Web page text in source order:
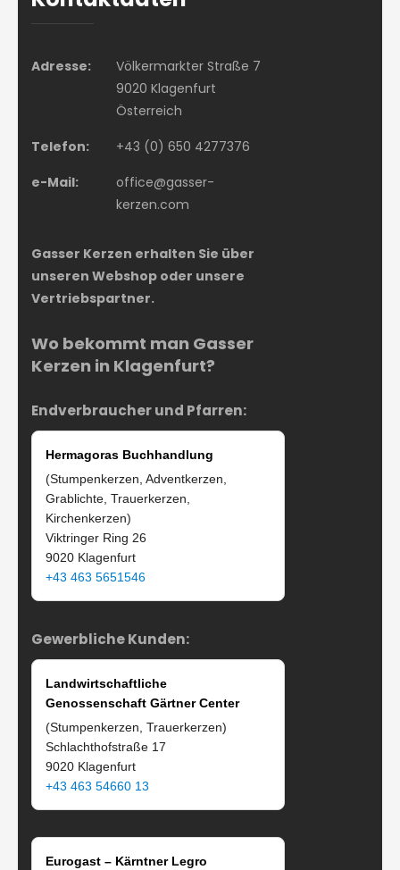
Adresse:
Völkermarkter Straße 7
9020 Klagenfurt
Österreich
Telefon:
+43 (0) 650 4277376
e-Mail:
office@gasser-
kerzen.com
Gasser Kerzen erhalten Sie über
unseren Webshop oder unsere
Vertriebspartner.
Wo bekommt man Gasser
Kerzen in Klagenfurt?
Endverbraucher und Pfarren:
Hermagoras Buchhandlung
(Stumpenkerzen, Adventkerzen,
Grablichte, Trauerkerzen,
Kirchenkerzen)
Viktringer Ring 26
9020 Klagenfurt
+43 463 5651546
Gewerbliche Kunden:
Landwirtschaftliche
Genossenschaft Gärtner Center
(Stumpenkerzen, Trauerkerzen)
Schlachthofstraße 17
9020 Klagenfurt
+43 463 54660 13
Eurogast – Kärntner Legro